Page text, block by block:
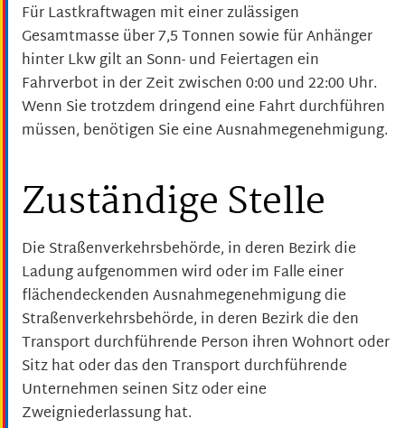
FürLastkraftwagen mit einer zulässigen
Gesamtmasse über 7,5 Tonnen sowie für Anhänger
hinter Lkw gilt an Sonn- und Feiertagen ein
Fahrverbot in der Zeit zwischen 0:00 und 22:00 Uhr.
Wenn Sie trotzdem dringend eine Fahrt durchführen
müssen, benötigen Sie eine Ausnahmegenehmigung.
Zuständige Stelle
Die Straßenverkehrsbehörde, in deren Bezirk die
Ladung aufgenommen wird oder im Falle einer
flächendeckenden Ausnahmegenehmigung die
Straßenverkehrsbehörde, in deren Bezirk die den
Transport durchführende Person ihren Wohnort oder
Sitz hat oder das den Transport durchführende
Unternehmen seinen Sitz oder eine
Zweigniederlassung hat.